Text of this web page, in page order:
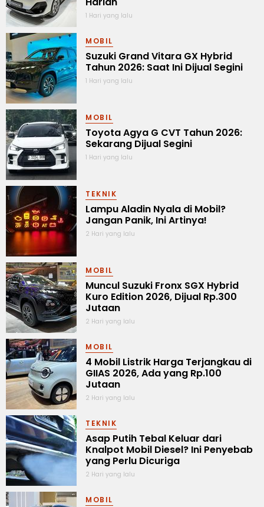
1 Hari yang lalu
MOBIL
Suzuki Grand Vitara GX Hybrid
Tahun 2026: Saat Ini Dijual Segini
1 Hari yang lalu
MOBIL
Toyota Agya G CVT Tahun 2026:
Sekarang Dijual Segini
1 Hari yang lalu
TEKNIK
Lampu Aladin Nyala di Mobil?
Jangan Panik, Ini Artinya!
2 Hari yang lalu
MOBIL
Muncul Suzuki Fronx SGX Hybrid
Kuro Edition 2026, Dijual Rp.300
Jutaan
2 Hari yang lalu
MOBIL
4 Mobil Listrik Harga Terjangkau di
GIIAS 2026, Ada yang Rp.100
Jutaan
2 Hari yang lalu
TEKNIK
Asap Putih Tebal Keluar dari
Knalpot Mobil Diesel? Ini Penyebab
yang Perlu Dicuriga
2 Hari yang lalu
MOBIL